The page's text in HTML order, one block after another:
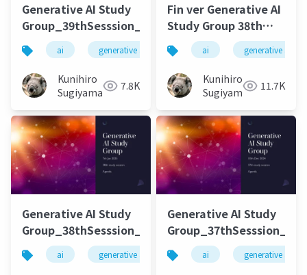
Generative AI Study
Group_39thSesssion_20250121
ai generative ai machine learning deep
Kunihiro
Sugiyama
7.8K
Fin ver Generative AI
Study Group 38th
session
ai generative ai
Kunihiro
Sugiyama
11.7K
Generative AI Study
Group_38thSesssion_20250107
ai generative ai machine learning deep
Generative AI Study
ai generative ai